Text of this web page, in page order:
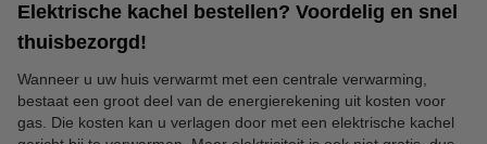
Elektrische kachel bestellen? Voordelig en snel
thuisbezorgd!
Wanneer u uw huis verwarmt met een centrale verwarming,
bestaat een groot deel van de energierekening uit kosten voor
gas. Die kosten kan u verlagen door met een elektrische kachel